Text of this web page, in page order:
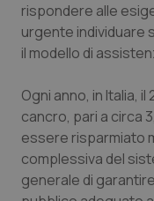
Liguria
Marche
Molise
Disturbi
Donna &
Epatiti
rispondere alle
urgente individuare
il modello di
Ogni anno, in Italia,
cancro, pari a circa
essere risparmiato
complessiva del
generale di